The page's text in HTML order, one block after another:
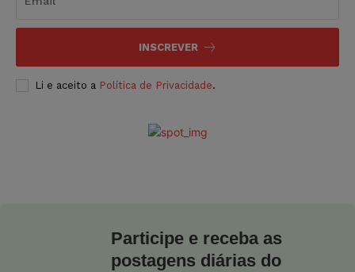
INSCREVER
Li e aceito a Política de Privacidade.
Participe e receba as
postagens diárias do